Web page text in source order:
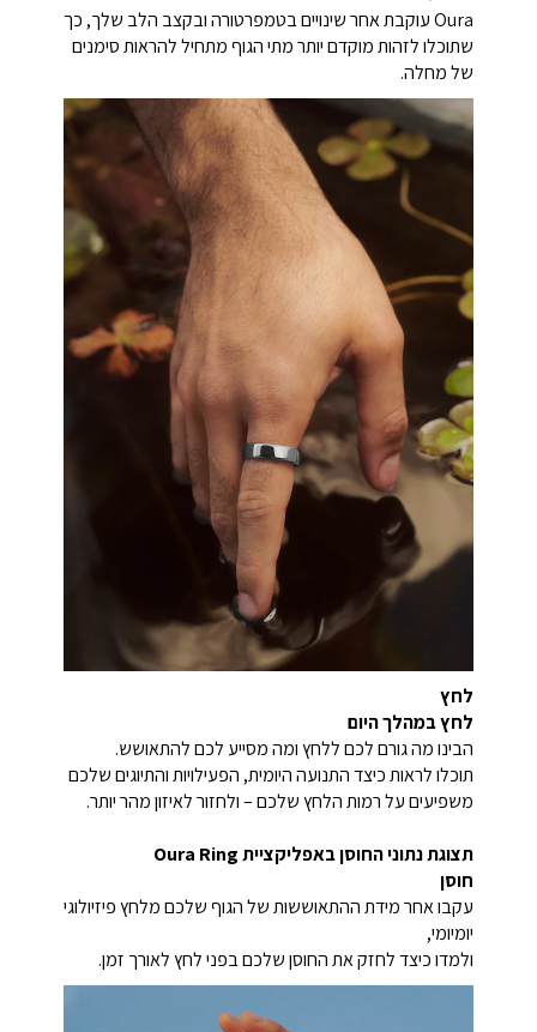
Oura עוקבת אחר שינויים בטמפרטורה ובקצב הלב שלך, כך
שתוכלו לזהות מוקדם יותר מתי הגוף מתחיל להראות סימנים
של מחלה.
לחץ
לחץ במהלך היום
הבינו מה גורם לכם ללחץ ומה מסייע לכם להתאושש.
תוכלו לראות כיצד התנועה היומית, הפעילויות והתיוגים שלכם
משפיעים על רמות הלחץ שלכם – ולחזור לאיזון מהר יותר.
תצוגת נתוני החוסן באפליקציית Oura Ring
חוסן
עקבו אחר מידת ההתאוששות של הגוף שלכם מלחץ פיזיולוגי
יומיומי,
ולמדו כיצד לחזק את החוסן שלכם בפני לחץ לאורך זמן.